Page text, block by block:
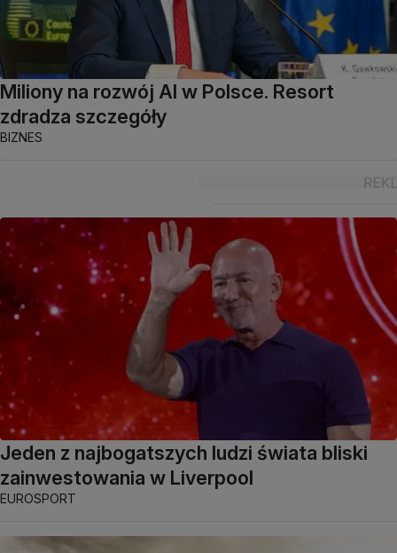
Miliony na rozwój AI w Polsce. Resort
zdradza szczegóły
BIZNES
Jeden z najbogatszych ludzi świata bliski
zainwestowania w Liverpool
EUROSPORT